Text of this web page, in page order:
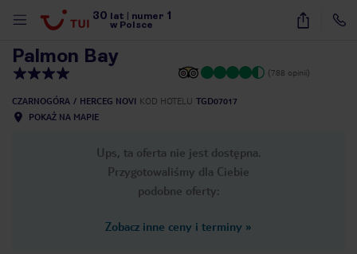
30 lat numer 1
w Polsce
17
Palmon Bay
(788 opinii)
CZARNOGÓRA HERCEG NOVI KOD HOTELU TGD07017
POKAŻ NA MAPIE
Ups, ta oferta nie jest dostępna.
Przygotowaliśmy dla Ciebie
podobne oferty:
Zobacz inne ceny i terminy »